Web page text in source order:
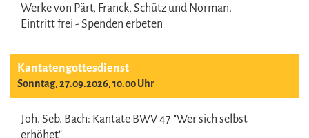
Werke von Pärt, Franck, Schütz und Norman.
Eintritt frei - Spenden erbeten
Kantatengottesdienst
Sonntag, 27.09.2026, 10.00 Uhr
Joh. Seb. Bach: Kantate BWV 47 "Wer sich selbst
erhöhet"